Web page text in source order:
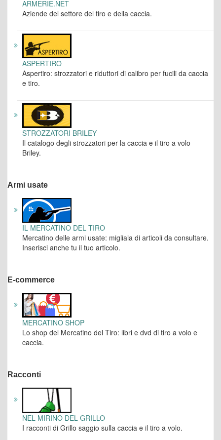
ARMERIE.NET
Aziende del settore del tiro e della caccia.
ASPERTIRO
Aspertiro: strozzatori e riduttori di calibro per fucili da caccia
e tiro.
STROZZATORI BRILEY
Il catalogo degli strozzatori per la caccia e il tiro a volo
Briley.
Armi usate
IL MERCATINO DEL TIRO
Mercatino delle armi usate: migliaia di articoli da consultare.
Inserisci anche tu il tuo articolo.
E-commerce
MERCATINO SHOP
Lo shop del Mercatino del Tiro: libri e dvd di tiro a volo e
caccia.
Racconti
NEL MIRINO DEL GRILLO
I racconti di Grillo saggio sulla caccia e il tiro a volo.